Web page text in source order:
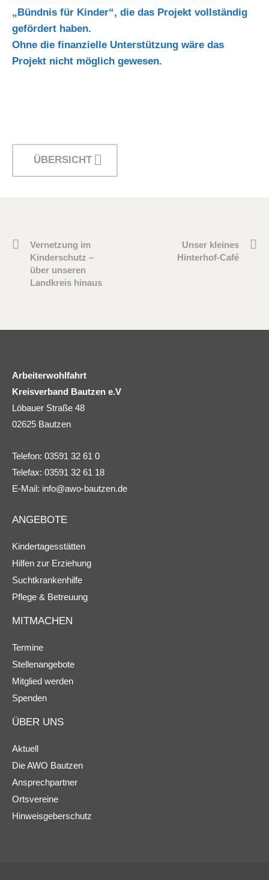
„Bündnis für Kinder“, die das Projekt vollständig
gefördert haben.
Ohne die finanzielle Unterstützung wäre das
Projekt nicht möglich gewesen.
ÜBERSICHT
Vernetzung im
Kinderschutz –
über unseren
Landkreis hinaus
Unser kleines
Hinterhof-Café
Arbeiterwohlfahrt
Kreisverband Bautzen e.V
Löbauer Straße 48
02625 Bautzen
Telefon: 03591 32 61 0
Telefax: 03591 32 61 18
E-Mail: info@awo-bautzen.de
ANGEBOTE
Kindertagesstätten
Hilfen zur Erziehung
Suchtkrankenhilfe
Pflege & Betreuung
MITMACHEN
Termine
Stellenangebote
Mitglied werden
Spenden
ÜBER UNS
Aktuell
Die AWO Bautzen
Ansprechpartner
Ortsvereine
Hinweisgeberschutz